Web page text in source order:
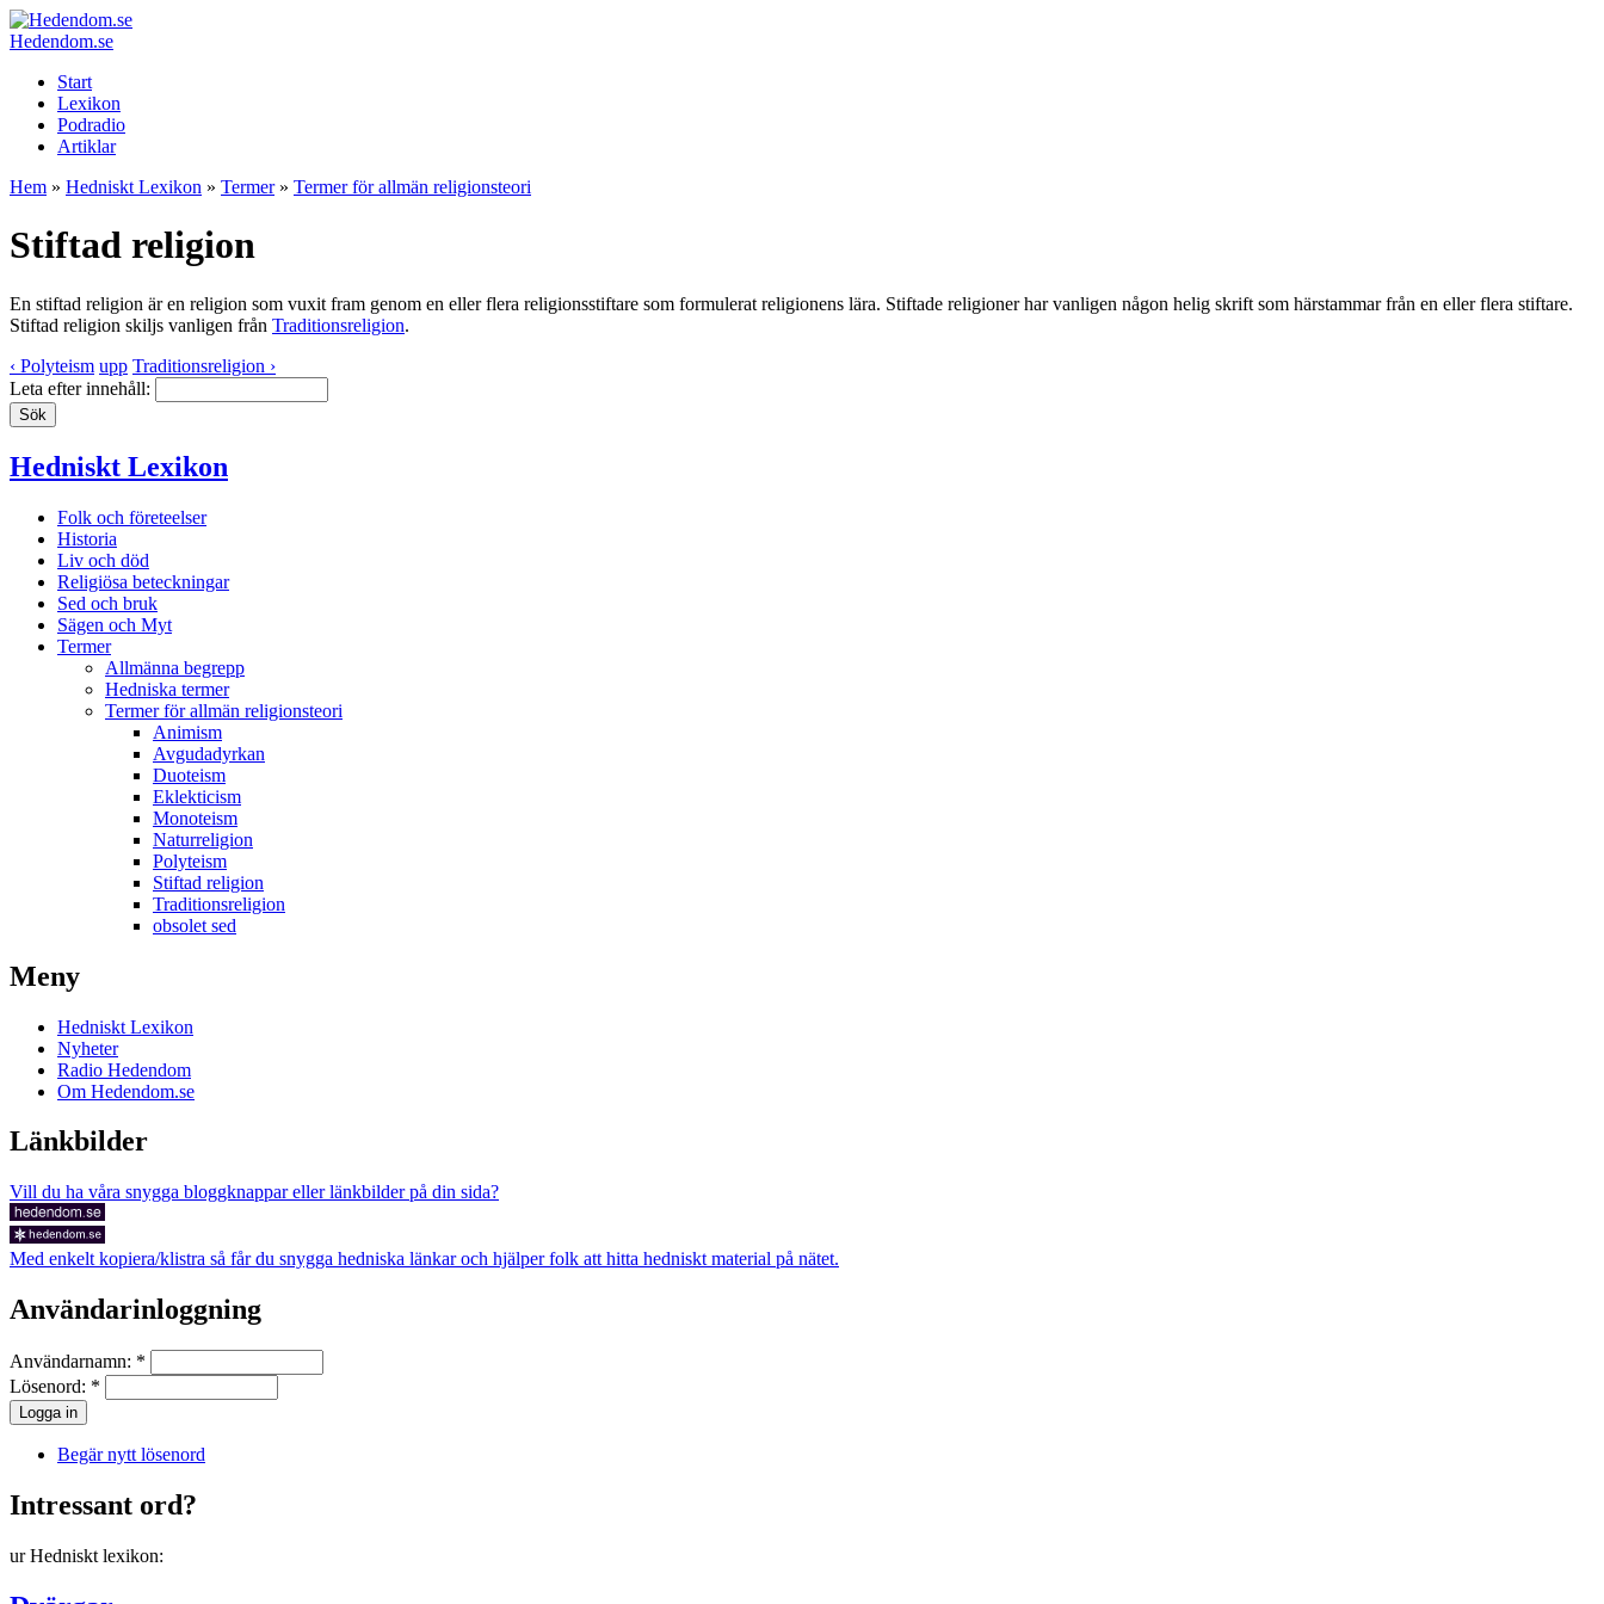
Hedendom.se
Start
Lexikon
Podradio
Artiklar
Hem » Hedniskt Lexikon » Termer» Termer för allmän religionsteori
Stiftad religion
En stiftad religion är en religion som vuxit fram genom en eller flera religionsstiftare som formulerat religionens lära. Stiftade religioner har vanligen någon helig skrift som härstammar från en eller flera stiftare.
Stiftad religion skiljs vanligen från Traditionsreligion.
‹ Polyteism upp Traditionsreligion ›
Leta efter innehåll:
Hedniskt Lexikon
Folk och företeelser
Historia
Liv och död
Religiösa beteckningar
Sed och bruk
Sägen och Myt
Termer
Allmänna begrepp
Hedniska termer
Termer för allmän religionsteori
Animism
Avgudadyrkan
Duoteism
Eklekticism
Monoteism
Naturreligion
Polyteism
Stiftad religion
Traditionsreligion
obsolet sed
Meny
Hedniskt Lexikon
Nyheter
Radio Hedendom
Om Hedendom.se
Länkbilder
Vill du ha våra snygga bloggknappar eller länkbilder på din sida?
Med enkelt kopiera/klistra så får du snygga hedniska länkar och hjälper folk att hitta hedniskt material på nätet.
Användarinloggning
Användarnamn: *
Lösenord: *
Begär nytt lösenord
Intressant ord?
ur Hedniskt lexikon: